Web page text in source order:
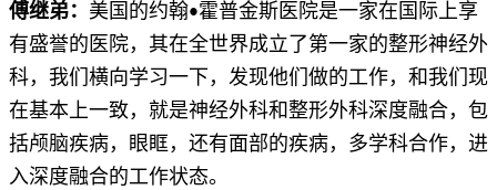
傅继弟： 美国的约翰•霍普金斯医院是一家在国际上享
有盛誉的医院，其在全世界成立了第一家的整形神经外
科，我们横向学习一下，发现他们做的工作，和我们现
在基本上一致，就是神经外科和整形外科深度融合，包
括颅脑疾病，眼眶，还有面部的疾病，多学科合作，进
入深度融合的工作状态。